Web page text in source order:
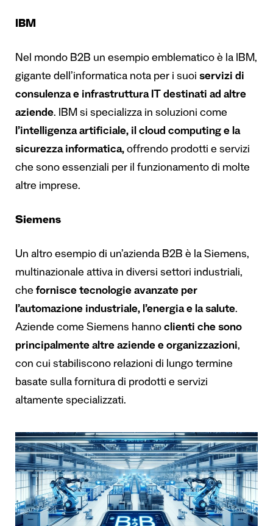
IBM
Nel mondo B2B un esempio emblematico è la IBM,
gigante dell’informatica nota per i suoi servizi di
consulenza e infrastruttura IT destinati ad altre
aziende. IBM si specializza in soluzioni come
l’intelligenza artificiale, il cloud computing e la
sicurezza informatica, offrendo prodotti e servizi
che sono essenziali per il funzionamento di molte
altre imprese.
Siemens
Un altro esempio di un’azienda B2B è la Siemens,
multinazionale attiva in diversi settori industriali,
che fornisce tecnologie avanzate per
l’automazione industriale, l’energia e la salute.
Aziende come Siemens hanno clienti che sono
principalmente altre aziende e organizzazioni,
con cui stabiliscono relazioni di lungo termine
basate sulla fornitura di prodotti e servizi
altamente specializzati.